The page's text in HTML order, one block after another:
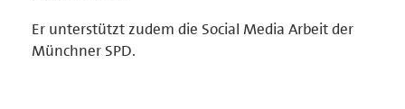
Er unterstützt zudem die Social Media Arbeit der
Münchner SPD.